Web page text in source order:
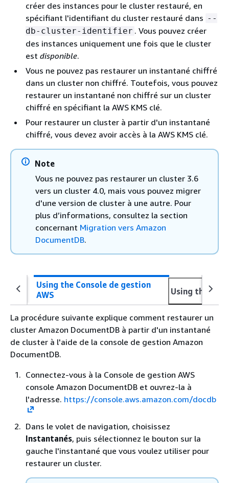
créer des instances pour le cluster restauré, en
spécifiant l'identifiant du cluster restauré dans --
db-cluster-identifier . Vous pouvez créer
des instances uniquement une fois que le cluster
est disponible.
Vous ne pouvez pas restaurer un instantané chiffré
dans un cluster non chiffré. Toutefois, vous pouvez
restaurer un instantané non chiffré sur un cluster
chiffré en spécifiant la AWS KMS clé.
Pour restaurer un cluster à partir d'un instantané
chiffré, vous devez avoir accès à la AWS KMS clé.
Note
Vous ne pouvez pas restaurer un cluster 3.6
vers un cluster 4.0, mais vous pouvez migrer
d'une version de cluster à une autre. Pour
plus d’informations, consultez la section
concernant Migration vers Amazon
DocumentDB.
Using the Console de gestion
AWS
Using the
La procédure suivante explique comment restaurer un
cluster Amazon DocumentDB à partir d'un instantané
de cluster à l'aide de la console de gestion Amazon
DocumentDB.
Connectez-vous à la Console de gestion AWS
console Amazon DocumentDB et ouvrez-la à
l'adresse. https://console.aws.amazon.com/docdb
Dans le volet de navigation, choisissez
Instantanés, puis sélectionnez le bouton sur la
gauche l'instantané que vous voulez utiliser pour
restaurer un cluster.